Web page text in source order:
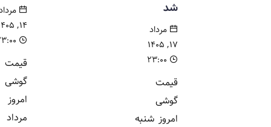
مرداد
قیمت
گوشی
امروز شنبه
مرداد
قیمت
گوشی
امروز 14
مرداد